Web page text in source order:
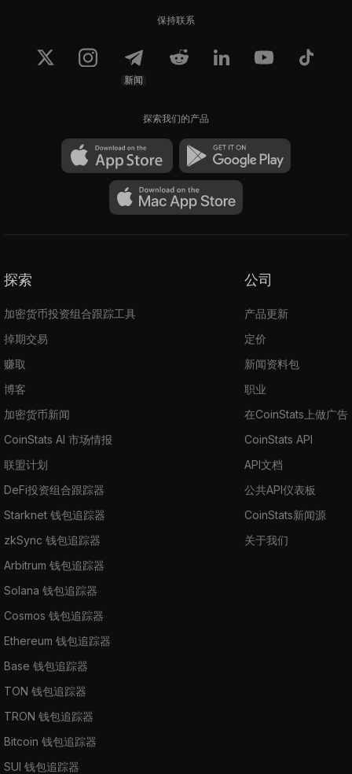
保持联系
新闻
探索我们的产品
探索
加密货币投资组合跟踪工具
掉期交易
赚取
博客
加密货币新闻
CoinStats AI 市场情报
联盟计划
DeFi投资组合跟踪器
Starknet 钱包追踪器
zkSync 钱包追踪器
Arbitrum 钱包追踪器
Solana 钱包追踪器
Cosmos 钱包追踪器
Ethereum 钱包追踪器
Base 钱包追踪器
TON 钱包追踪器
TRON 钱包追踪器
Bitcoin 钱包追踪器
SUI 钱包追踪器
公司
产品更新
定价
新闻资料包
职业
在CoinStats上做广告
CoinStats API
API文档
公共API仪表板
CoinStats新闻源
关于我们